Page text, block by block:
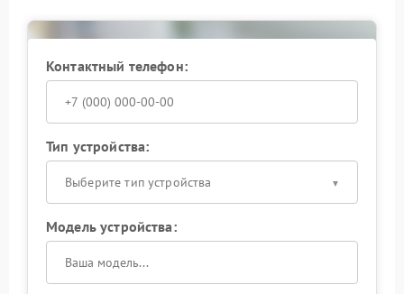
Контактный телефон:
Тип устройства:
Выберите тип устройства
Модель устройства: